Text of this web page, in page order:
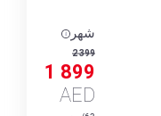
شهر
2 399
1 899
AED